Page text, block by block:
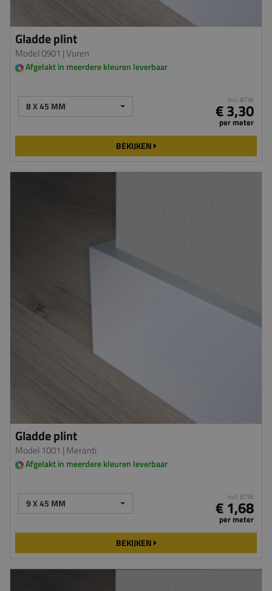
Gladde plint
Model 0901 | Vuren
Afgelakt in meerdere kleuren leverbaar
8 X 45 MM incl. BTW
€ 3,30
per meter
BEKIJKEN
Gladde plint
Model 1001 | Meranti
Afgelakt in meerdere kleuren leverbaar
9 X 45 MM incl. BTW
€ 1,68
per meter
BEKIJKEN